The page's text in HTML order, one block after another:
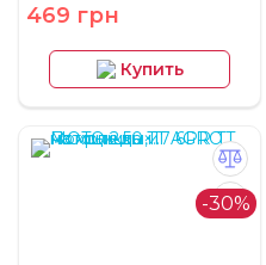
469 грн
Купить
-30%